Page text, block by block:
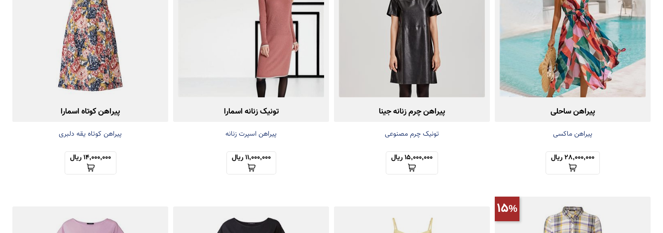
پیراهن ساحلی
پیراهن ماکسی
28,000,000 ریال
پیراهن چرم زنانه جینا
تونیک چرم مصنوعی
15,000,000 ریال
تونیک زنانه اسمارا
پیراهن اسپرت زنانه
11,000,000 ریال
پیراهن کوتاه اسمارا
پیراهن کوتاه یقه دلبری
14,000,000 ریال
15